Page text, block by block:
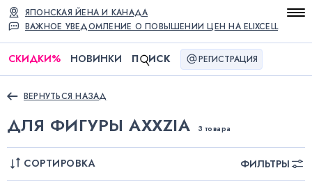
ВАЖНОЕ УВЕДОМЛЕНИЕ О ПОВЫШЕНИИ ЦЕН НА ELIXCELL
ЯПОНСКАЯ ЙЕНА И КАНАДА
СКИДКИ% НОВИНКИ П ИСК РЕГИСТРАЦИЯ
ВЕРНУТЬСЯ НАЗАД
ДЛЯ ФИГУРЫ AXXZIA 3 товара
СОРТИРОВКА ФИЛЬТРЫ